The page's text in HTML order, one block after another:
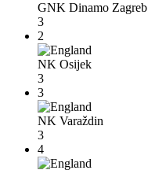
GNK Dinamo Zagreb
3
2
NK Osijek
3
3
NK Varaždin
3
4